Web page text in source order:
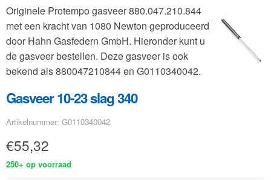
Klantenservice
FAQ
Originele Protempo gasveer 880.047.210.844
met een kracht van 1080 Newton geproduceerd
door Hahn Gasfedern GmbH. Hieronder kunt u
de gasveer bestellen. Deze gasveer is ook
bekend als 880047210844 en G0110340042.
Gasveer 10-23 slag 340
Artikelnummer: G0110340042
€55,32
250+ op voorraad